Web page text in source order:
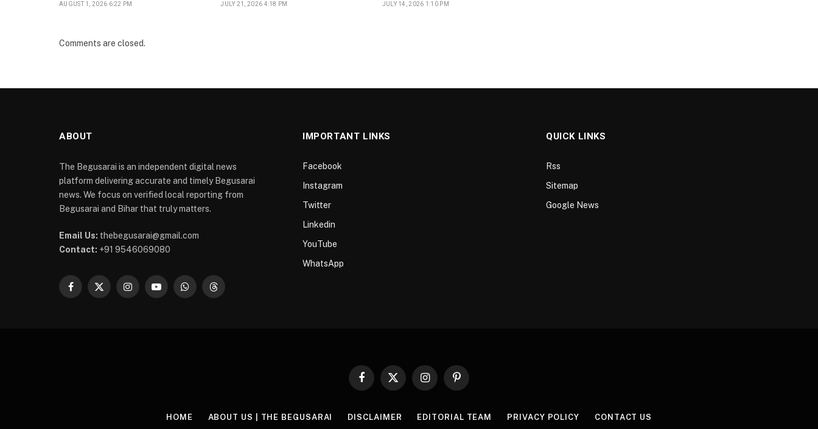
AUGUST 1, 2026 6:22 PM JULY 21, 2026 4:18 PM JULY 14, 2026 1:10 PM
Comments are closed.
ABOUT
The Begusarai is an independent digital news
platform delivering accurate and timely Begusarai
news. We focus on verified local reporting from
Begusarai and Bihar that truly matters.
Email Us: thebegusarai@gmail.com
Contact: +91 9546069080
Facebook
X
InstagramYouTubeWhatsAppThreads
IMPORTANT LINKS
Facebook
Instagram
Twitter
Linkedin
YouTube
WhatsApp
QUICK LINKS
Rss
Sitemap
Google News
Facebook
X
InstagramPinterest
HOME ABOUT US | THE BEGUSARAI DISCLAIMER EDITORIAL TEAM PRIVACY POLICY CONTACT US